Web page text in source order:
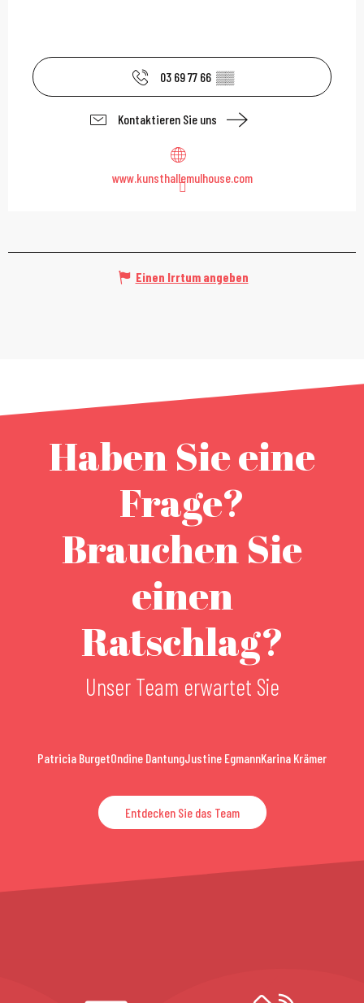
03 69 77 66 ▒▒
Kontaktieren Sie uns
www.kunsthallemulhouse.com
Einen Irrtum angeben
Haben Sie eine
Frage?
Brauchen Sie
einen
Ratschlag?
Unser Team erwartet Sie
Patricia BurgetOndine DantungJustine EgmannKarina Krämer
Entdecken Sie das Team